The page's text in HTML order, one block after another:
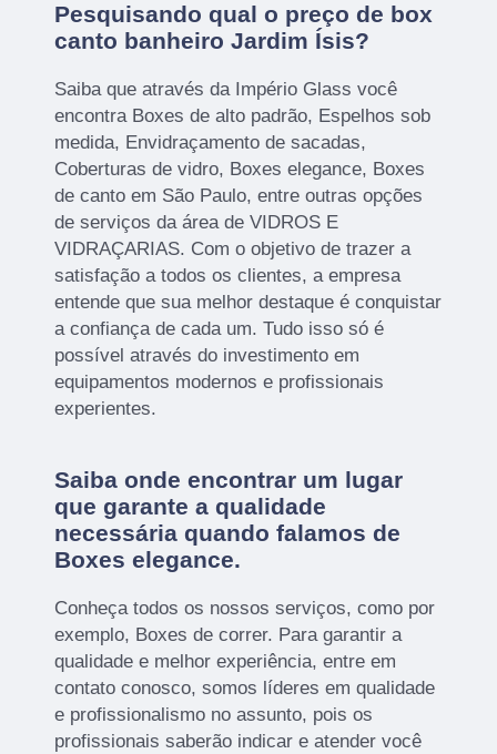
Pesquisando qual o preço de box
canto banheiro Jardim Ísis?
Saiba que através da Império Glass você
encontra Boxes de alto padrão, Espelhos sob
medida, Envidraçamento de sacadas,
Coberturas de vidro, Boxes elegance, Boxes
de canto em São Paulo, entre outras opções
de serviços da área de VIDROS E
VIDRAÇARIAS. Com o objetivo de trazer a
satisfação a todos os clientes, a empresa
entende que sua melhor destaque é conquistar
a confiança de cada um. Tudo isso só é
possível através do investimento em
equipamentos modernos e profissionais
experientes.
Saiba onde encontrar um lugar
que garante a qualidade
necessária quando falamos de
Boxes elegance.
Conheça todos os nossos serviços, como por
exemplo, Boxes de correr. Para garantir a
qualidade e melhor experiência, entre em
contato conosco, somos líderes em qualidade
e profissionalismo no assunto, pois os
profissionais saberão indicar e atender você